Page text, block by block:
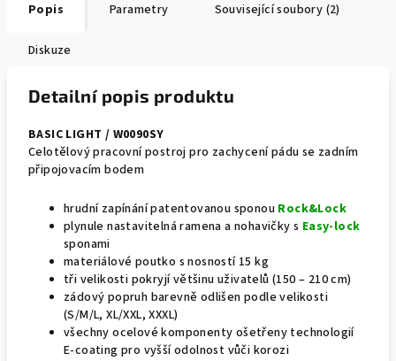
Popis Parametry Související soubory (2)
Diskuze
Detailní popis produktu
BASIC LIGHT / W0090SY
Celotělový pracovní postroj pro zachycení pádu se zadním
připojovacím bodem
hrudní zapínání patentovanou sponou Rock&Lock
plynule nastavitelná ramena a nohavičky s Easy-lock
sponami
materiálové poutko s nosností 15 kg
tři velikosti pokryjí většinu uživatelů (150 – 210 cm)
zádový popruh barevně odlišen podle velikosti
(S/M/L, XL/XXL, XXXL)
všechny ocelové komponenty ošetřeny technologií
E-coating pro vyšší odolnost vůči korozi